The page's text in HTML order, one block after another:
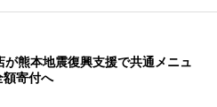
が熊本地震復興支援で共通メニュ
寄付へ